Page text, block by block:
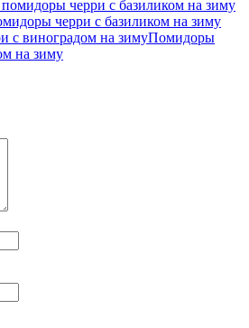
черри с базиликом на зиму
Помидоры
на зиму